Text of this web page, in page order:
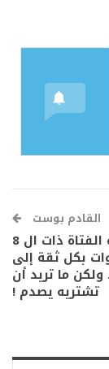
القادم بوست
دخلت هذه الفتاة ذات ال 8
بكل ثقة إلى
ولكن ما تريد أن
تشتريه يصدم !